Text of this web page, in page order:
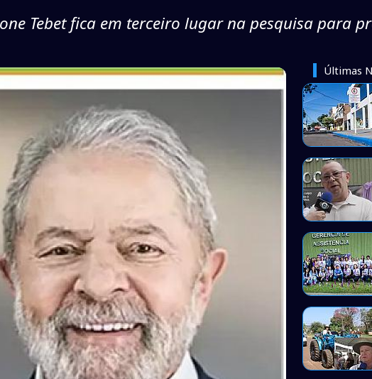
Tebet fica em terceiro lugar na pesquisa para
Últimas